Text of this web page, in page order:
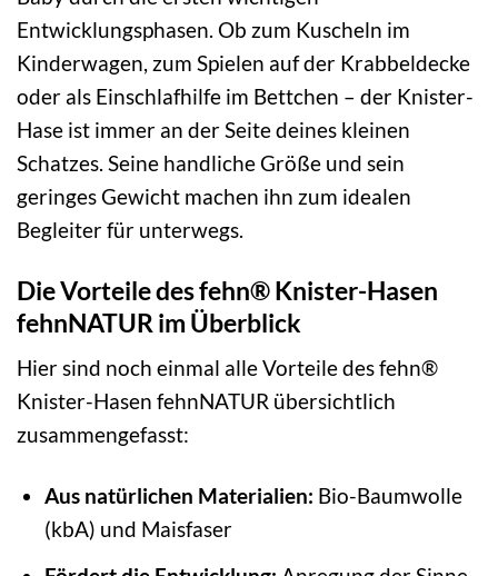
Entwicklungsphasen. Ob zum Kuscheln im
Kinderwagen, zum Spielen auf der Krabbeldecke
oder als Einschlafhilfe im Bettchen – der Knister-
Hase ist immer an der Seite deines kleinen
Schatzes. Seine handliche Größe und sein
geringes Gewicht machen ihn zum idealen
Begleiter für unterwegs.
Die Vorteile des fehn® Knister-Hasen
fehnNATUR im Überblick
Hier sind noch einmal alle Vorteile des fehn®
Knister-Hasen fehnNATUR übersichtlich
zusammengefasst:
Aus natürlichen Materialien: Bio-Baumwolle
(kbA) und Maisfaser